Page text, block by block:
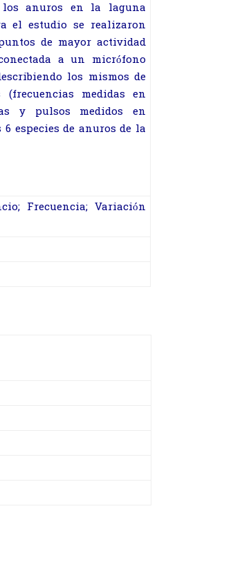
los anuros en la laguna
el estudio se realizaron
de mayor actividad
a un micrófono
los mismos de
medidas en
y pulsos medidos en
especies de anuros de la
Frecuencia; Variación